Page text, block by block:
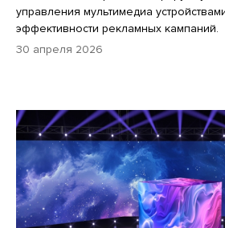
управления мультимедиа
эффективности рекламных кампаний.
30 апреля 2026